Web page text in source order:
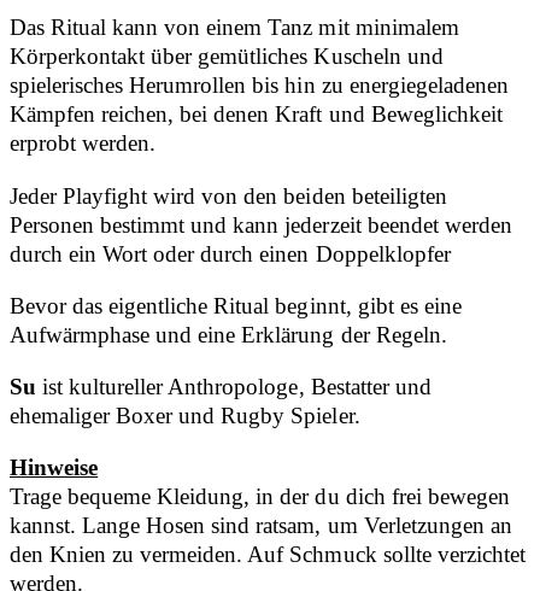
Das Ritual kann von einem Tanz mit minimalem
Körperkontakt über gemütliches Kuscheln und
spielerisches Herumrollen bis hin zu energiegeladenen
Kämpfen reichen, bei denen Kraft und Beweglichkeit
erprobt werden.
Jeder Playfight wird von den beiden beteiligten
Personen bestimmt und kann jederzeit beendet werden
durch ein Wort oder durch einen Doppelklopfer
Bevor das eigentliche Ritual beginnt, gibt es eine
Aufwärmphase und eine Erklärung der Regeln.
Su ist kultureller Anthropologe, Bestatter und
ehemaliger Boxer und Rugby Spieler.
Hinweise
Trage bequeme Kleidung, in der du dich frei bewegen
kannst. Lange Hosen sind ratsam, um Verletzungen an
den Knien zu vermeiden. Auf Schmuck sollte verzichtet
werden.